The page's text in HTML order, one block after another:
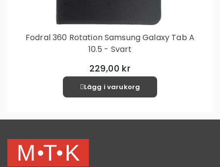
Fodral 360 Rotation Samsung Galaxy Tab A
10.5 - Svart
229,00 kr
Lägg i varukorg